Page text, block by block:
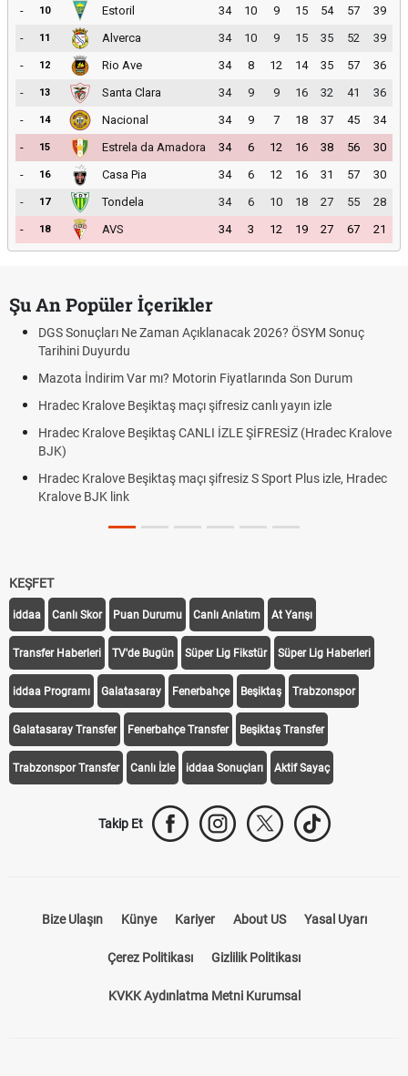
-
10 Estoril 34 10 9 15 54 57
39
-
11 Alverca 34 10 9 15 35 52
39
-
12 Rio Ave 34 8 12 14 35 57
36
-
13 Santa Clara 34 9 9 16 32 41
36
-
14 Nacional 34 9 7 18 37 45
34
-
15 Estrela da Amadora 34 6 12 16 38 56
30
-
16 Casa Pia 34 6 12 16 31 57
30
-
17 Tondela 34 6 10 18 27 55
28
-
18 AVS 34 3 12 19 27 67 21
Şu An Popüler İçerikler
DGS Sonuçları Ne Zaman Açıklanacak 2026? ÖSYM Sonuç
Tarihini Duyurdu
Mazota İndirim Var mı? Motorin Fiyatlarında Son Durum
Hradec Kralove Beşiktaş maçı şifresiz canlı yayın izle
Hradec Kralove Beşiktaş CANLI İZLE ŞİFRESİZ (Hradec Kralove
BJK)
Hradec Kralove Beşiktaş maçı şifresiz S Sport Plus izle, Hradec
Kralove BJK link
KEŞFET
iddaa Canlı Skor Puan Durumu Canlı Anlatım At Yarışı
Transfer Haberleri TV'de Bugün Süper Lig Fikstür Süper Lig Haberleri
iddaa Programı Galatasaray Fenerbahçe Beşiktaş Trabzonspor
Galatasaray Transfer Fenerbahçe Transfer Beşiktaş Transfer
Trabzonspor Transfer Canlı İzle iddaa Sonuçları Aktif Sayaç
Takip Et
Bize Ulaşın Künye Kariyer About US Yasal Uyarı
Çerez Politikası Gizlilik Politikası
KVKK Aydınlatma Metni Kurumsal